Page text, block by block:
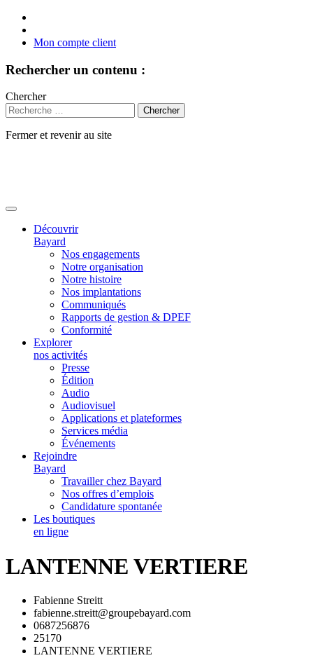
Mon compte client
Rechercher un contenu :
Chercher
Fermer et revenir au site
Découvrir
Bayard
Nos engagements
Notre organisation
Notre histoire
Nos implantations
Communiqués
Rapports de gestion & DPEF
Conformité
Explorer
nos activités
Presse
Édition
Audio
Audiovisuel
Applications et plateformes
Services média
Événements
Rejoindre
Bayard
Travailler chez Bayard
Nos offres d’emplois
Candidature spontanée
Les boutiques
en ligne
LANTENNE VERTIERE
Fabienne Streitt
fabienne.streitt@groupebayard.com
0687256876
25170
LANTENNE VERTIERE